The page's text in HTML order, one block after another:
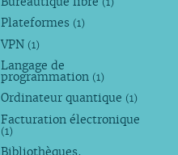
Plateformes (1)
VPN (1)
Langage de
programmation (1)
Ordinateur quantique (1)
Facturation électronique
(1)
Bibliothèques,